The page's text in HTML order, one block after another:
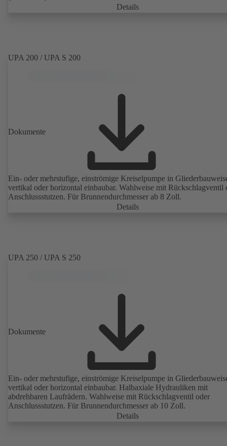
Details
UPA 200 / UPA S 200
Dokumente
Ein- oder mehrstufige, einströmige Kreiselpumpe in
vertikal oder horizontal einbaubar. Wahlweise mit Rückschlagventil
Anschlussstutzen. Für Brunnendurchmesser ab 8 Zoll.
Details
UPA 250 / UPA S 250
Dokumente
Ein- oder mehrstufige, einströmige Kreiselpumpe in
vertikal oder horizontal einbaubar. Halbaxiale Hydrauliken mit
abdrehbaren Laufrädern. Wahlweise mit Rückschlagventil oder
Anschlussstutzen. Für Brunnendurchmesser ab 10 Zoll.
Details